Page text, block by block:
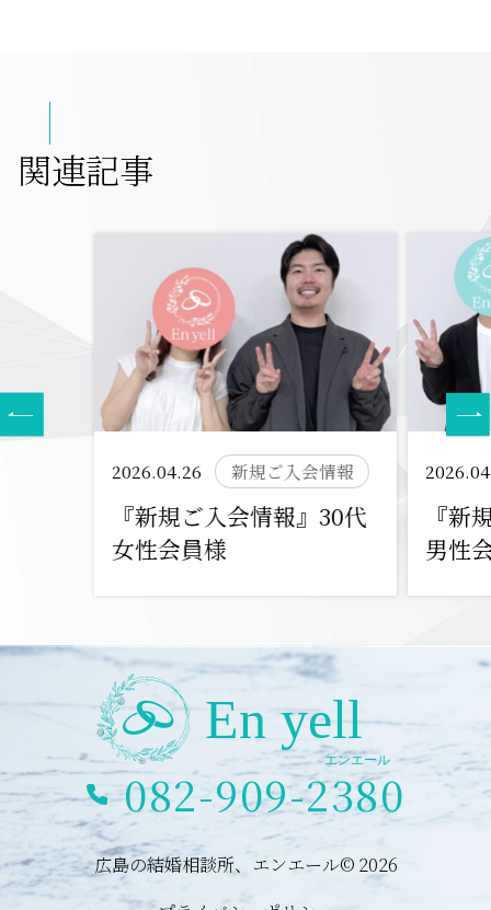
関連記事
2026.04.26 新規ご入会情報
『新規ご入会情報』30代
女性会員様
『新
男性
082-909-2380
広島の結婚相談所、エンエール© 2026